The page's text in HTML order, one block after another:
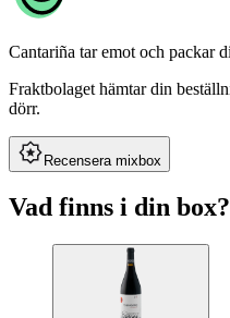
Cantariña tar emot och packar
Fraktbolaget hämtar din
dörr.
Recensera mixbox
Vad finns i din box?